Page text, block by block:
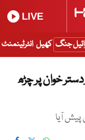
LIVE
جنگ کھیل انٹرٹینمنٹ
دستر خوان پر چڑھ
آیا